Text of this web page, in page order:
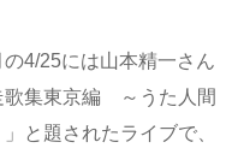
4/25には山本精一さん
歌集東京編 ～うた人間
と題されたライブで、